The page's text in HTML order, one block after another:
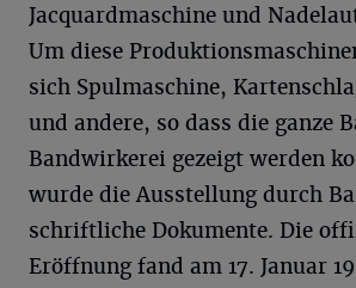
Jacquardmaschine und
Um diese
sich Spulmaschine,
und andere, so dass die ganze
Bandwirkerei gezeigt werden
wurde die Ausstellung durch
schriftliche Dokumente. Die
Eröffnung fand am 17. Januar